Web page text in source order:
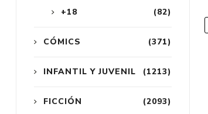
(82)
+18
(371)
CÓMICS
(1213)
INFANTIL Y JUVENIL
(2093)
FICCIÓN